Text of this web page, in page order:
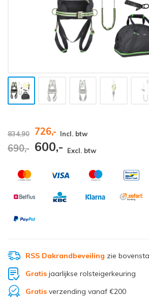
834,90 726,- Incl. btw
690,- 600,- Excl. btw
RSS Dakrandbeveiling zie
Gratisjaarlijkse rolsteigerkeuring
Gratisverzending vanaf €200